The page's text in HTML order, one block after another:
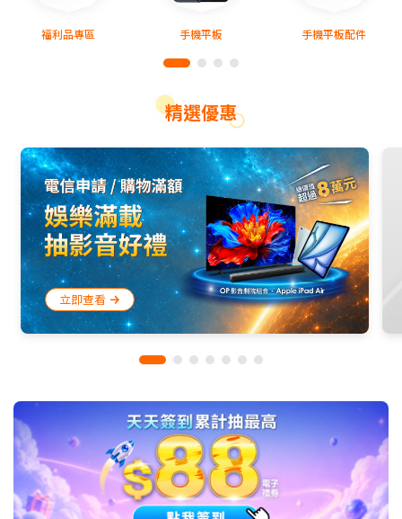
福利品專區 手機平板 手機平板配件
智慧家電 大型季節家電 廚房生活家電
精選優惠
立即查看